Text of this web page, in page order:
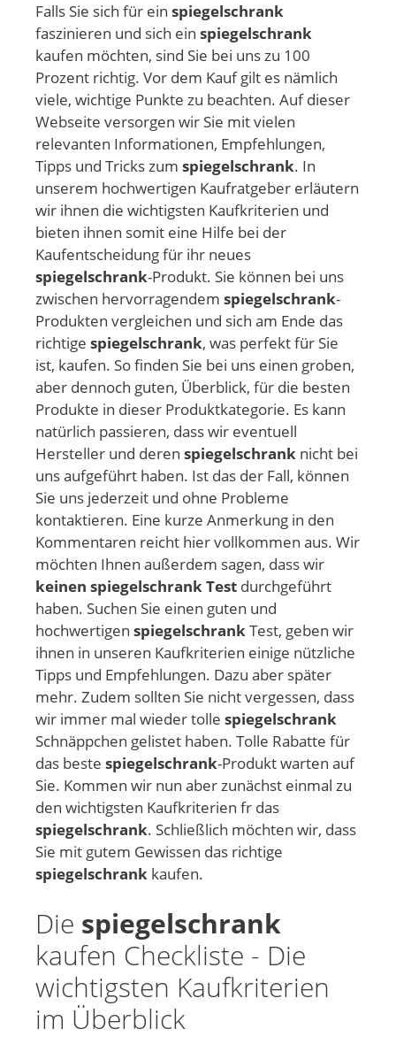
Falls Sie sich für ein spiegelschrank
faszinieren und sich ein spiegelschrank
kaufen möchten, sind Sie bei uns zu 100
Prozent richtig. Vor dem Kauf gilt es nämlich
viele, wichtige Punkte zu beachten. Auf dieser
Webseite versorgen wir Sie mit vielen
relevanten Informationen, Empfehlungen,
Tipps und Tricks zum spiegelschrank. In
unserem hochwertigen Kaufratgeber erläutern
wir ihnen die wichtigsten Kaufkriterien und
bieten ihnen somit eine Hilfe bei der
Kaufentscheidung für ihr neues
spiegelschrank-Produkt. Sie können bei uns
zwischen hervorragendem spiegelschrank-
Produkten vergleichen und sich am Ende das
richtige spiegelschrank, was perfekt für Sie
ist, kaufen. So finden Sie bei uns einen groben,
aber dennoch guten, Überblick, für die besten
Produkte in dieser Produktkategorie. Es kann
natürlich passieren, dass wir eventuell
Hersteller und deren spiegelschrank nicht bei
uns aufgeführt haben. Ist das der Fall, können
Sie uns jederzeit und ohne Probleme
kontaktieren. Eine kurze Anmerkung in den
Kommentaren reicht hier vollkommen aus. Wir
möchten Ihnen außerdem sagen, dass wir
keinen spiegelschrank Test durchgeführt
haben. Suchen Sie einen guten und
hochwertigen spiegelschrankTest, geben wir
ihnen in unseren Kaufkriterien einige nützliche
Tipps und Empfehlungen. Dazu aber später
mehr. Zudem sollten Sie nicht vergessen, dass
wir immer mal wieder tolle spiegelschrank
Schnäppchen gelistet haben. Tolle Rabatte für
das beste spiegelschrank-Produkt warten auf
Sie. Kommen wir nun aber zunächst einmal zu
den wichtigsten Kaufkriterien fr das
spiegelschrank. Schließlich möchten wir, dass
Sie mit gutem Gewissen das richtige
spiegelschrank kaufen.
Die spiegelschrank
kaufen Checkliste - Die
wichtigsten Kaufkriterien
im Überblick